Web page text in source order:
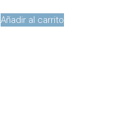
Añadir al carrito